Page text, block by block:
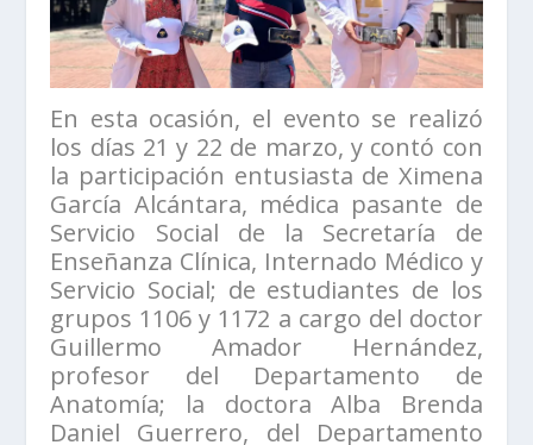
En esta ocasión, el evento se realizó
los días 21 y 22 de marzo, y contó con
la participación entusiasta de Ximena
García Alcántara, médica pasante de
Servicio Social de la Secretaría de
Enseñanza Clínica, Internado Médico y
Servicio Social; de estudiantes de los
grupos 1106 y 1172 a cargo del doctor
Guillermo Amador Hernández,
profesor del Departamento de
Anatomía; la doctora Alba Brenda
Daniel Guerrero, del Departamento